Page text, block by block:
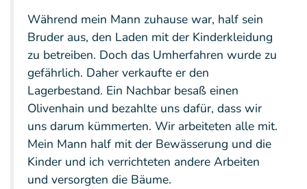
Während mein Mann zuhause war, half sein
Bruder aus, den Laden mit der Kinderkleidung
zu betreiben. Doch das Umherfahren wurde zu
gefährlich. Daher verkaufte er den
Lagerbestand. Ein Nachbar besaß einen
Olivenhain und bezahlte uns dafür, dass wir
uns darum kümmerten. Wir arbeiteten alle mit.
Mein Mann half mit der Bewässerung und die
Kinder und ich verrichteten andere Arbeiten
und versorgten die Bäume.